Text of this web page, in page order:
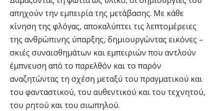
απηχούν την εμπειρία της μετάβασης. Με κάθε
κίνηση της φλόγας, αποκαλύπτει τις λεπτομέρειες
της ανθρώπινης ύπαρξης, δημιουργώντας εικόνες –
σκιές συναισθημάτων και εμπειριών που αντλούν
έμπνευση από το παρελθόν και το παρόν
αναζητώντας τη σχέση μεταξύ του πραγματικού και
του φανταστικού, του αυθεντικού και του τεχνητού,
του ρητού και του σιωπηλού.